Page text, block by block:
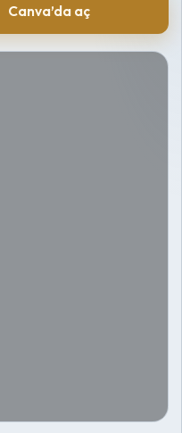
Canva’da aç